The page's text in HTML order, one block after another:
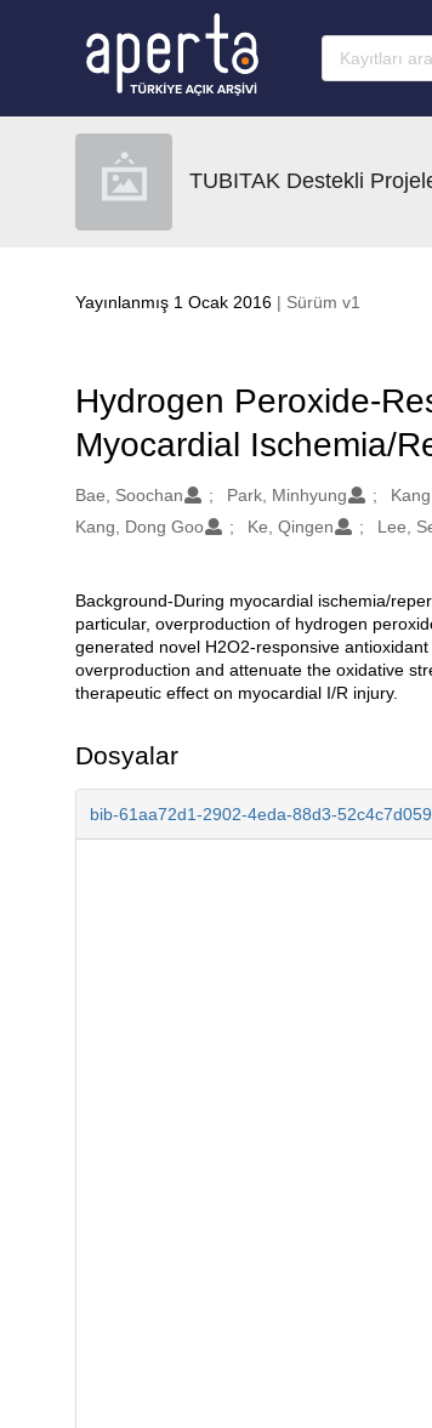
TUBITAK Destekli
Yayınlanmış 1 Ocak 2016 | Sürüm v1
Hydrogen Peroxide-
Myocardial Ischemia/
Oluşturanlar
Bae, Soochan Park, Minhyung
Kang, Dong Goo
Ke, Qingen Lee,
Açıklama
Background-During myocardial ischemia/
particular, overproduction of hydrogen
generated novel H2O2-responsive
overproduction and attenuate the oxidative
therapeutic effect on myocardial I/R injury.
Dosyalar
bib-61aa72d1-2902-4eda-88d3-